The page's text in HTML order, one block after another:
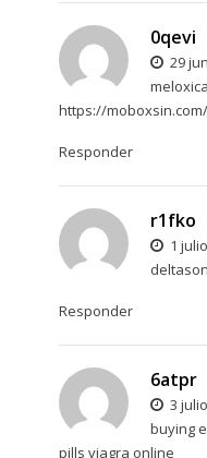
0qevi
29
https://moboxsin.com/
Responder
r1fko
1
Responder
6atpr
3
buying
pills viagra online